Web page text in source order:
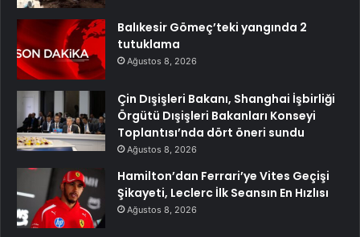
Balıkesir Gömeç’teki yangında 2
tutuklama
Ağustos 8, 2026
Çin Dışişleri Bakanı, Shanghai İşbirliği
Örgütü Dışişleri Bakanları Konseyi
Toplantısı’nda dört öneri sundu
Ağustos 8, 2026
Hamilton’dan Ferrari’ye Vites Geçişi
Şikayeti, Leclerc İlk Seansın En Hızlısı
Ağustos 8, 2026